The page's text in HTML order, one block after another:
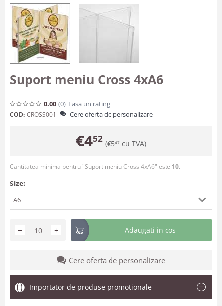
Suport meniu Cross 4xA6
0.00 (0) Lasa un rating
COD: CROSS001 Cere oferta de personalizare
€452 (€547 cu TVA)
Cantitatea minima pentru "Suport meniu Cross 4xA6" este 10.
Size:
A6
+
− Adaugati in cos
Cere oferta de personalizare
Importator de produse promotionale